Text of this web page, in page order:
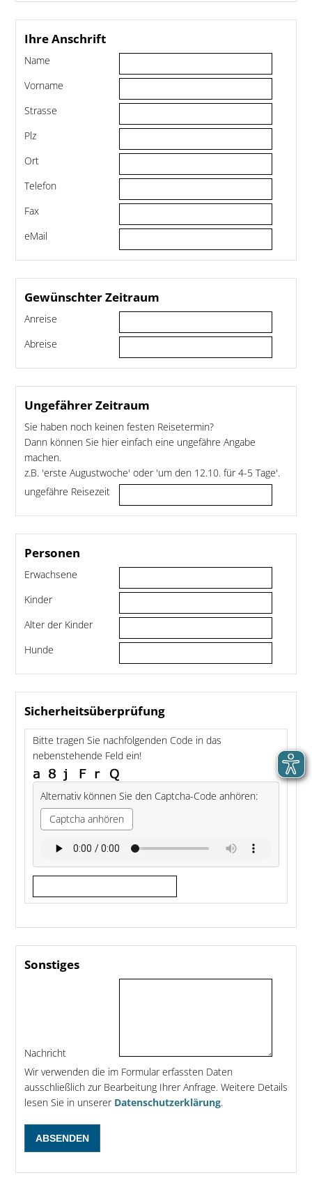
Ihre Anschrift
Name
Vorname
Strasse
Plz
Ort
Telefon
Fax
eMail
Gewünschter Zeitraum
Anreise
Abreise
Ungefährer Zeitraum
Sie haben noch keinen festen Reisetermin?
Dann können Sie hier einfach eine ungefähre Angabe
machen.
z.B. 'erste Augustwoche' oder 'um den 12.10. für 4-5 Tage'.
ungefähre Reisezeit
Personen
Erwachsene
Kinder
Alter der Kinder
Hunde
Sicherheitsüberprüfung
Bitte tragen Sie nachfolgenden Code in das
nebenstehende Feld ein!
Alternativ können Sie den Captcha-Code anhören:
Captcha anhören
Sonstiges
Nachricht
Wir verwenden die im Formular erfassten Daten
ausschließlich zur Bearbeitung Ihrer Anfrage. Weitere Details
lesen Sie in unserer Datenschutzerklärung.